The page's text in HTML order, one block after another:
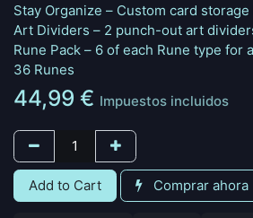
Stay Organize – Custom card storage
Art Dividers – 2 punch-out art
Rune Pack – 6 of each Rune type for
36 Runes
44,99 € Impuestos incluidos
Add to Cart Comprar ahora